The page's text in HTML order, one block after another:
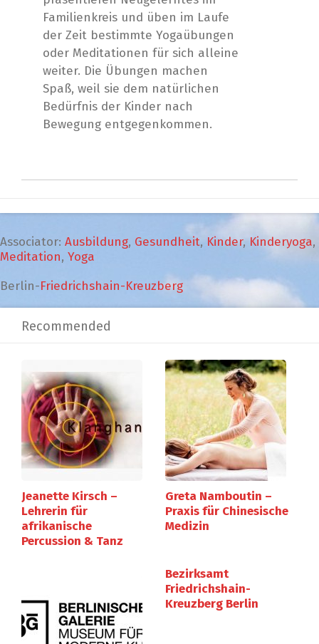
Familienkreis und üben im Laufe
der Zeit bestimmte Yogaübungen
oder Meditationen für sich alleine
weiter. Die Übungen machen
Spaß, weil sie dem natürlichen
Bedürfnis der Kinder nach
Bewegung entgegenkommen.
Associator: Ausbildung, Gesundheit, Kinder,Kinderyoga,
Meditation, Yoga
Berlin-Friedrichshain-Kreuzberg
Recommended
Jeanette Kirsch –
Lehrerin für
afrikanische
Percussion & Tanz
Greta Namboutin –
Praxis für Chinesische
Medizin
Bezirksamt
Friedrichshain-
Kreuzberg Berlin